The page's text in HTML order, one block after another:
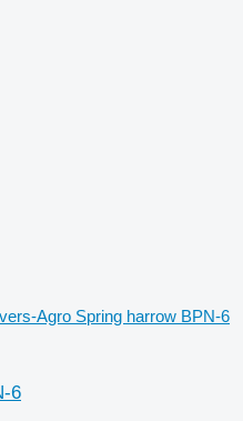
Agro Spring harrow BPN-6
6